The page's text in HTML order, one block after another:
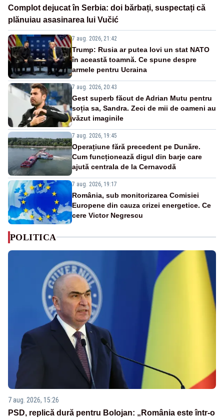
Complot dejucat în Serbia: doi bărbați, suspectați că
plănuiau asasinarea lui Vučić
7 aug. 2026, 21:42
Trump: Rusia ar putea lovi un stat NATO
în această toamnă. Ce spune despre
armele pentru Ucraina
7 aug. 2026, 20:43
Gest superb făcut de Adrian Mutu pentru
soția sa, Sandra. Zeci de mii de oameni au
văzut imaginile
7 aug. 2026, 19:45
Operațiune fără precedent pe Dunăre.
Cum funcționează digul din barje care
ajută centrala de la Cernavodă
7 aug. 2026, 19:17
România, sub monitorizarea Comisiei
Europene din cauza crizei energetice. Ce
cere Victor Negrescu
POLITICA
7 aug. 2026, 15:26
PSD, replică dură pentru Bolojan: „România este într-o